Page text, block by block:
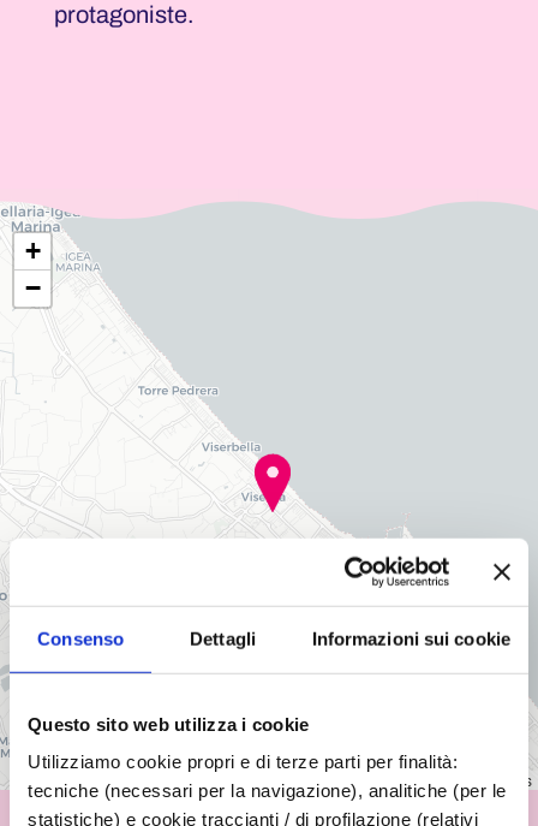
Consenso Dettagli Informazioni sui cookie
Questo sito web utilizza i cookie
Utilizziamo cookie propri e di terze parti per finalità:
tecniche (necessari per la navigazione), analitiche (per le
statistiche) e cookie traccianti / di profilazione (relativi
protagoniste.
+
−
Leaflet OpenStreetMap contributors